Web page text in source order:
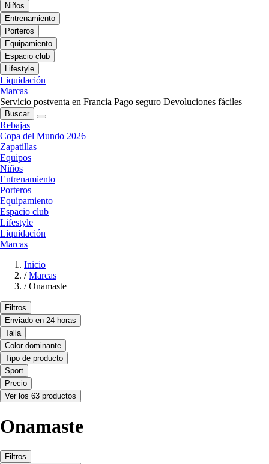
Niños
Entrenamiento
Porteros
Equipamiento
Espacio club
Lifestyle
Liquidación
Marcas
Servicio postventa en Francia Pago seguro Devoluciones fáciles
Buscar
Rebajas
Copa del Mundo 2026
Zapatillas
Equipos
Niños
Entrenamiento
Porteros
Equipamiento
Espacio club
Lifestyle
Liquidación
Marcas
Inicio
/ Marcas
/ Onamaste
Filtros
Enviado en 24 horas
Talla
Color dominante
Tipo de producto
Sport
Precio
Ver los 63 productos
Onamaste
Filtros